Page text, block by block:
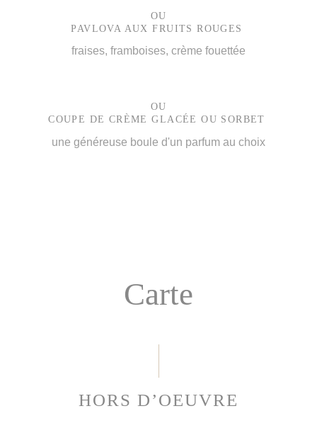
OU
PAVLOVA AUX FRUITS ROUGES
fraises, framboises, crème fouettée
OU
COUPE DE CRÈME GLACÉE OU SORBET
une généreuse boule d'un parfum au choix
Carte
HORS D’OEUVRE